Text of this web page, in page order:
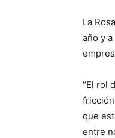
La
año y
“El rol
que
entre